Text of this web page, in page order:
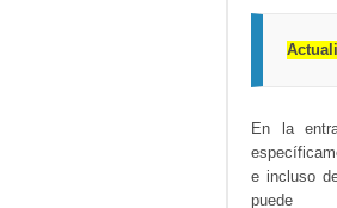
En la
e incluso
puede